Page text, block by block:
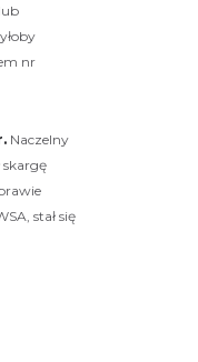
nr
Naczelny
skargę
stał się